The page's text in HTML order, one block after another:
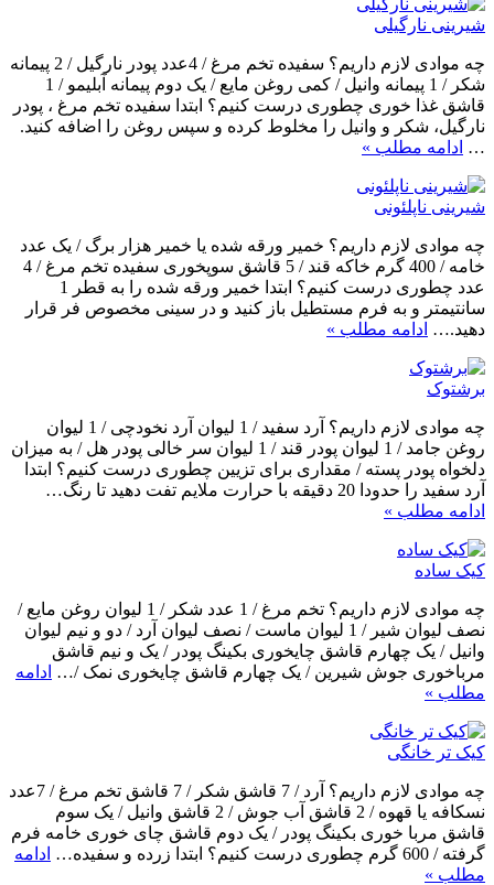
شیرینی نارگیلی
چه موادی لازم داریم؟ سفیده تخم مرغ / 4عدد پودر نارگیل / 2 پیمانه
شکر / 1 پیمانه وانیل / کمی روغن مایع / یک دوم پیمانه آبلیمو / 1
قاشق غذا خوری چطوری درست کنیم؟ ابتدا سفیده تخم مرغ ، پودر
نارگیل، شکر و وانیل را مخلوط کرده و سپس روغن را اضافه کنید.
… ادامه مطلب »
شیرینی ناپلئونی
چه موادی لازم داریم؟ خمیر ورقه شده یا خمیر هزار برگ / یک عدد
خامه / 400 گرم خاکه قند / 5 قاشق سوپخوری سفیده تخم مرغ / 4
عدد چطوری درست کنیم؟ ابتدا خمیر ورقه شده را به قطر 1
سانتیمتر و به فرم مستطیل باز کنید و در سینی مخصوص فر قرار
دهید.… ادامه مطلب »
برشتوک
چه موادی لازم داریم؟ آرد سفید / 1 لیوان آرد نخودچی / 1 لیوان
روغن جامد / 1 لیوان پودر قند / 1 لیوان سر خالی پودر هل / به میزان
دلخواه پودر پسته / مقداری برای تزیین چطوری درست کنیم؟ ابتدا
آرد سفید را حدودا 20 دقیقه با حرارت ملایم تفت دهید تا رنگ…
ادامه مطلب »
کیک ساده
چه موادی لازم داریم؟ تخم مرغ / 1 عدد شکر / 1 لیوان روغن مایع /
نصف لیوان شیر / 1 لیوان ماست / نصف لیوان آرد / دو و نیم لیوان
وانیل / یک چهارم قاشق چایخوری بکینگ پودر / یک و نیم قاشق
مرباخوری جوش شیرین / یک چهارم قاشق چایخوری نمک /… ادامه
مطلب »
کیک تر خانگی
چه موادی لازم داریم؟ آرد / 7 قاشق شکر / 7 قاشق تخم مرغ / 7عدد
نسکافه یا قهوه / 2 قاشق آب جوش / 2 قاشق وانیل / یک سوم
قاشق مربا خوری بکینگ پودر / یک دوم قاشق چای خوری خامه فرم
گرفته / 600 گرم چطوری درست کنیم؟ ابتدا زرده و سفیده…
ادامه
مطلب »